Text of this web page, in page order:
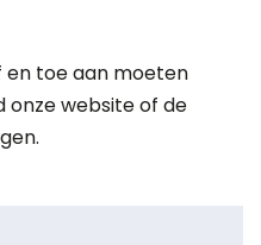
en toe aan moeten
onze website of de